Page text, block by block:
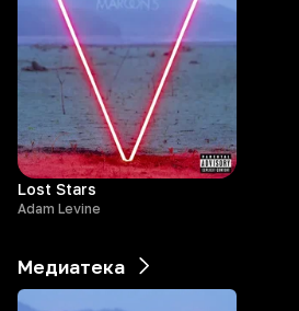
Lost Stars
Adam Levine
Медиатека